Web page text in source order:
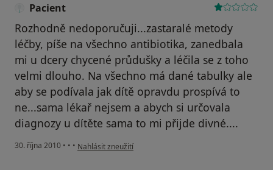
Pacient
Rozhodně nedoporučuji...zastaralé metody
léčby, píše na všechno antibiotika, zanedbala
mi u dcery chycené průdušky a léčila se z toho
velmi dlouho. Na všechno má dané tabulky ale
aby se podívala jak dítě opravdu prospívá to
ne...sama lékař nejsem a abych si určovala
diagnozy u dítěte sama to mi přijde divné....
30. října 2010 • • • podle názoru uživatele Pacient
Nahlásit zneužití